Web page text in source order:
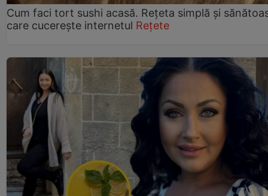
Cum faci tort sushi acasă. Rețeta simplă și
care cucerește internetul Rețete